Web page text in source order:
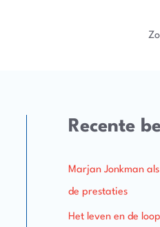
Recente
Marjan Jonkman
de prestaties
Het leven en de